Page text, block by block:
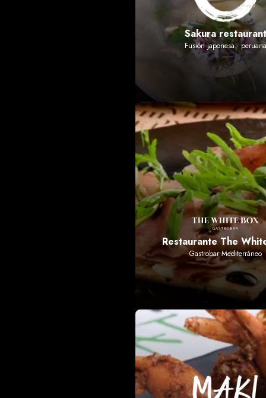
Sakura restaurant
Fusión japonesa - peruana
Restaurante The
Gastrobar Mediterráneo